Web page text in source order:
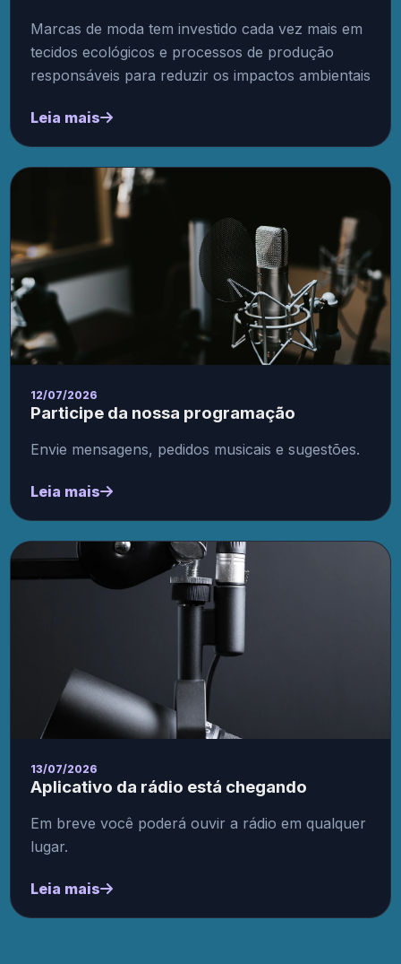
Marcas de moda tem investido cada vez mais em
tecidos ecológicos e processos de produção
responsáveis para reduzir os impactos ambientais
Leia mais
12/07/2026
Participe da nossa programação
Envie mensagens, pedidos musicais e sugestões.
Leia mais
13/07/2026
Aplicativo da rádio está chegando
Em breve você poderá ouvir a rádio em qualquer
lugar.
Leia mais